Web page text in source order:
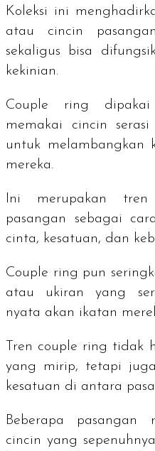
Koleksi ini
atau cincin
sekaligus bisa
kekinian.
Couple ring dipakai
memakai cincin
untuk melambangkan
mereka.
Ini merupakan
pasangan sebagai
cinta, kesatuan, dan
Couple ring pun
atau ukiran yang
nyata akan ikatan
Tren couple ring tidak
yang mirip, tetapi
kesatuan di antara
Beberapa pasangan
cincin yang